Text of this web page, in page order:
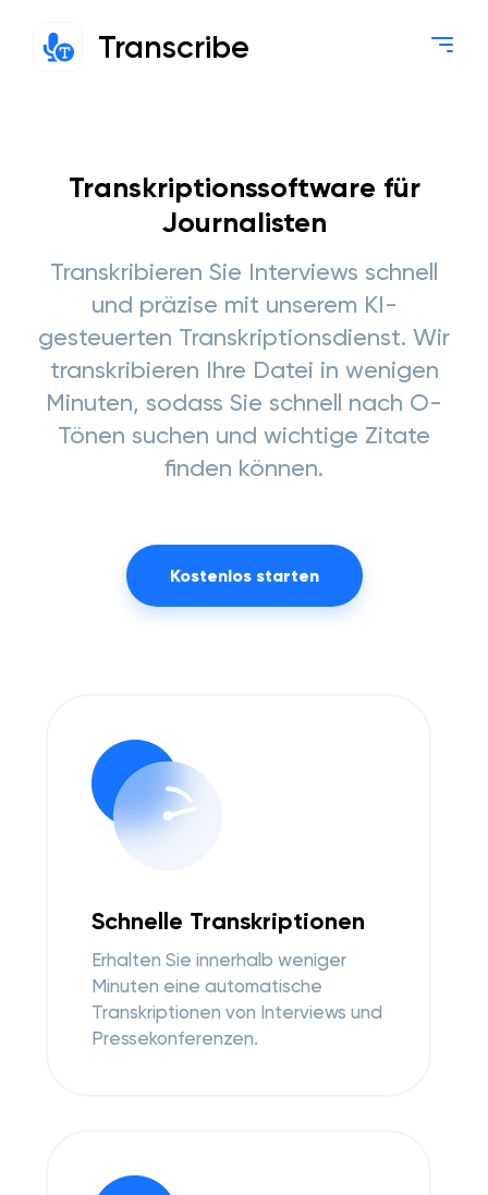
Transcribe
Transkriptionssoftware für
Journalisten
Transkribieren Sie Interviews schnell
und präzise mit unserem KI-
gesteuerten Transkriptionsdienst. Wir
transkribieren Ihre Datei in wenigen
Minuten, sodass Sie schnell nach O-
Tönen suchen und wichtige Zitate
finden können.
Kostenlos starten
Schnelle Transkriptionen
Erhalten Sie innerhalb weniger
Minuten eine automatische
Transkriptionen von Interviews und
Pressekonferenzen.